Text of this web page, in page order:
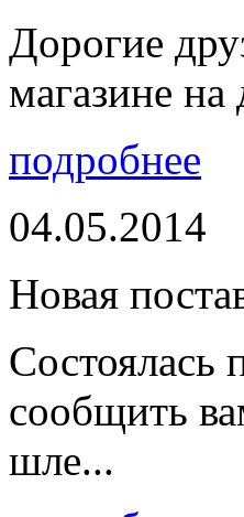
Дорогие
магазине
подробнее
04.05.2014
Новая
Состоялась
сообщить
шле...